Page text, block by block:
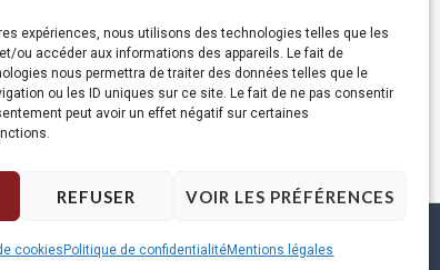
expériences, nous utilisons des technologies telles que les
ou accéder aux informations des appareils. Le fait de
nous permettra de traiter des données telles que le
ou les ID uniques sur ce site. Le fait de ne pas consentir
peut avoir un effet négatif sur certaines
REFUSER VOIR LES PRÉFÉRENCES
cookies Politique de confidentialitéMentions légales